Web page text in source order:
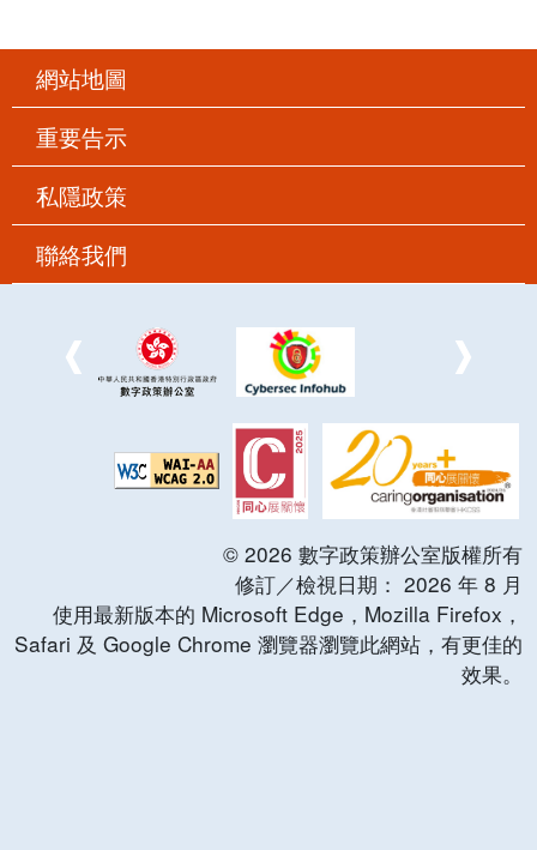
網站地圖
重要告示
私隱政策
聯絡我們
© 2026 數字政策辦公室版權所有
修訂／檢視日期： 2026 年 8 月
使用最新版本的 Microsoft Edge，Mozilla Firefox，
Safari 及 Google Chrome 瀏覽器瀏覽此網站，有更佳的
效果。